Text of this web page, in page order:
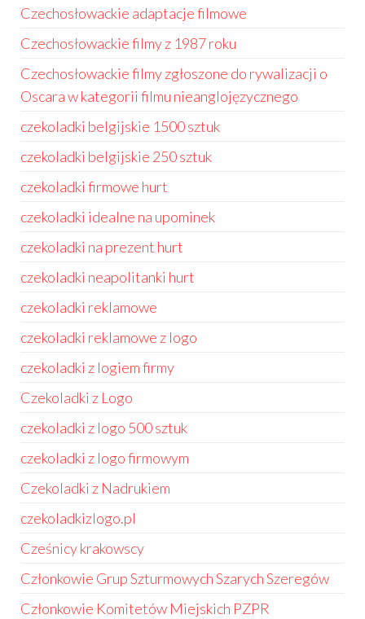
Czechosłowackie adaptacje filmowe
Czechosłowackie filmy z 1987 roku
Czechosłowackie filmy zgłoszone do rywalizacji o
Oscara w kategorii filmu nieanglojęzycznego
czekoladki belgijskie 1500 sztuk
czekoladki belgijskie 250 sztuk
czekoladki firmowe hurt
czekoladki idealne na upominek
czekoladki na prezent hurt
czekoladki neapolitanki hurt
czekoladki reklamowe
czekoladki reklamowe z logo
czekoladki z logiem firmy
Czekoladki z Logo
czekoladki z logo 500 sztuk
czekoladki z logo firmowym
Czekoladki z Nadrukiem
czekoladkizlogo.pl
Cześnicy krakowscy
Członkowie Grup Szturmowych Szarych Szeregów
Członkowie Komitetów Miejskich PZPR